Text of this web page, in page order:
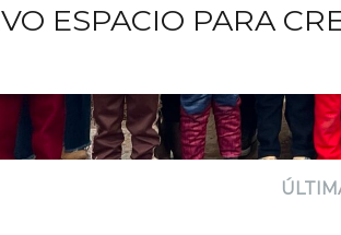
ESPACIO PARA